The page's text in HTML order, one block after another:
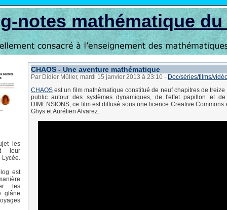
notes mathématique
les
leur
est
les
glâne
CHAOS - Une aventure mathématique
Par Didier Müller, mardi 15 janvier 2013 à 23:10 - Doc/séries/films/
CHAOS est un film mathématique constitué de neuf chapitres de
public autour des systèmes dynamiques, de l'effet papillon et
DIMENSIONS, ce film est diffusé sous une licence Creative
Ghys et Aurélien Alvarez.